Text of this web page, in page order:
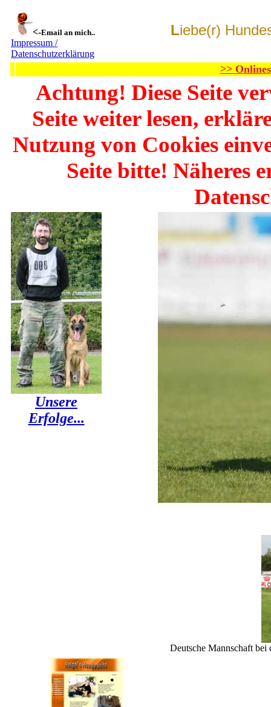
<-Email an mich..
Impressum /
Datenschutzerklärung
Liebe(r)
>>
Achtung! Diese Seite
Seite weiter lesen,
Nutzung von Cookies
Seite bitte! Näheres
Unsere
Erfolge...
Deutsche Mannschaft bei